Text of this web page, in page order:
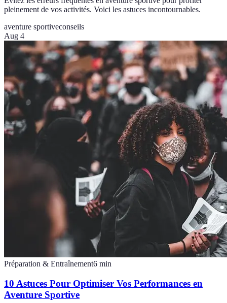
pleinement de vos activités. Voici les astuces incontournables.
aventure sportiveconseils
Aug 4
Préparation & Entraînement6 min
10 Astuces Pour Optimiser Vos Performances en
Aventure Sportive